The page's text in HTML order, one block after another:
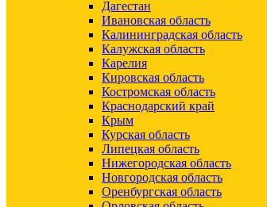
Дагестан
Ивановская область
Калининградская область
Калужская область
Карелия
Кировская область
Костромская область
Краснодарский край
Крым
Курская область
Липецкая область
Нижегородская область
Новгородская область
Оренбургская область